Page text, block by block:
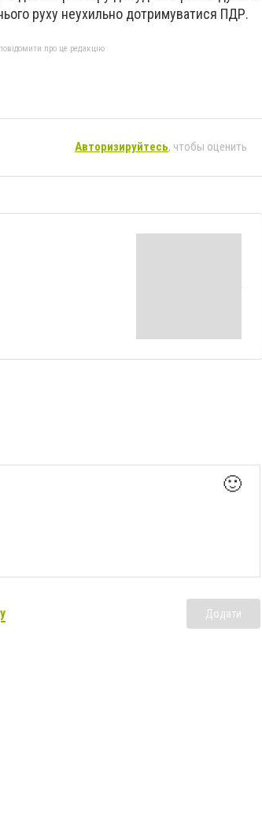
руху неухильно дотримуватися ПДР.
про це редакцію
Авторизируйтесь, чтобы оценить
🙂
Додати